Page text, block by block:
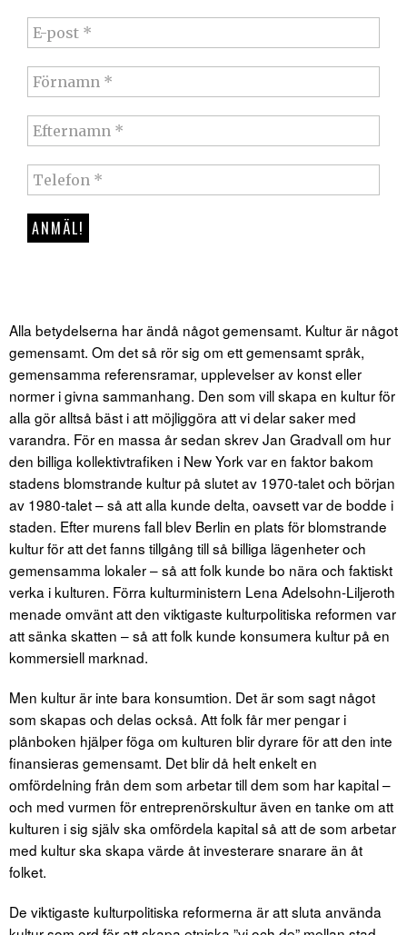
Alla betydelserna har ändå något gemensamt. Kultur är något
gemensamt. Om det så rör sig om ett gemensamt språk,
gemensamma referensramar, upplevelser av konst eller
normer i givna sammanhang. Den som vill skapa en kultur för
alla gör alltså bäst i att möjliggöra att vi delar saker med
varandra. För en massa år sedan skrev Jan Gradvall om hur
den billiga kollektivtrafiken i New York var en faktor bakom
stadens blomstrande kultur på slutet av 1970-talet och början
av 1980-talet – så att alla kunde delta, oavsett var de bodde i
staden. Efter murens fall blev Berlin en plats för blomstrande
kultur för att det fanns tillgång till så billiga lägenheter och
gemensamma lokaler – så att folk kunde bo nära och faktiskt
verka i kulturen. Förra kulturministern Lena Adelsohn-Liljeroth
menade omvänt att den viktigaste kulturpolitiska reformen var
att sänka skatten – så att folk kunde konsumera kultur på en
kommersiell marknad.
Men kultur är inte bara konsumtion. Det är som sagt något
som skapas och delas också. Att folk får mer pengar i
plånboken hjälper föga om kulturen blir dyrare för att den inte
finansieras gemensamt. Det blir då helt enkelt en
omfördelning från dem som arbetar till dem som har kapital –
och med vurmen för entreprenörskultur även en tanke om att
kulturen i sig själv ska omfördela kapital så att de som arbetar
med kultur ska skapa värde åt investerare snarare än åt
folket.
De viktigaste kulturpolitiska reformerna är att sluta använda